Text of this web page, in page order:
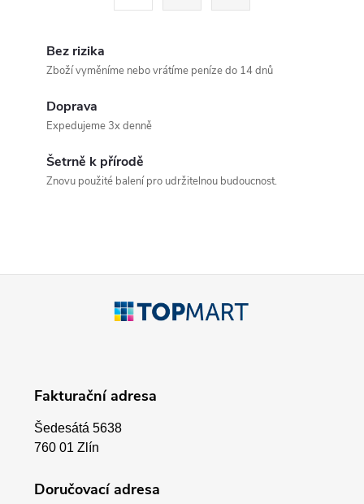
k
Bez rizika
Zboží vyměníme nebo vrátíme peníze do 14 dnů
Doprava
Expedujeme 3x denně
Šetrně k přírodě
Znovu použité balení pro udržitelnou budoucnost.
Fakturační adresa
Šedesátá 5638
760 01 Zlín
Doručovací adresa